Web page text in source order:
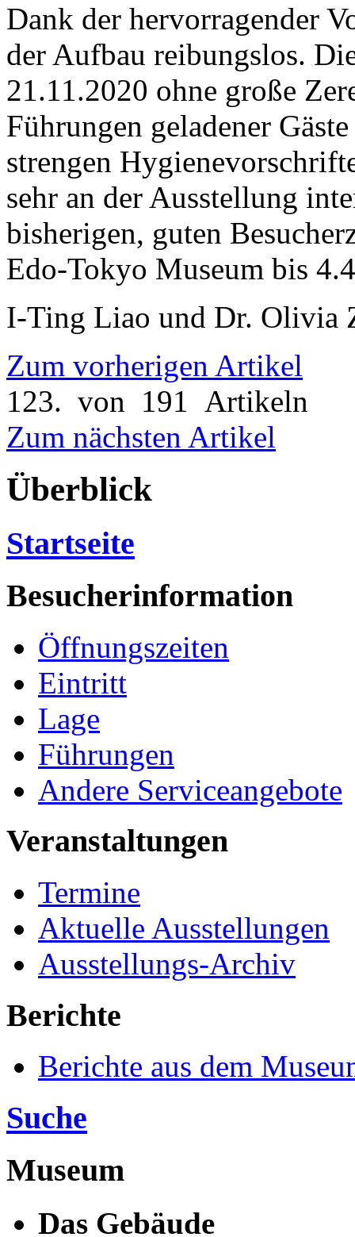
Dank der hervorragender
der Aufbau reibungslos.
21.11.2020 ohne große
Führungen geladener
strengen
sehr an der Ausstellung
bisherigen, guten
Edo-Tokyo Museum bis
I-Ting Liao und Dr. Olivia
Zum vorherigen Artikel
123. von 191 Artikeln
Zum nächsten Artikel
Überblick
Startseite
Besucherinformation
Öffnungszeiten
Eintritt
Lage
Führungen
Andere Serviceangebote
Veranstaltungen
Termine
Aktuelle Ausstellungen
Ausstellungs-Archiv
Berichte
Berichte aus dem
Suche
Museum
Das Gebäude